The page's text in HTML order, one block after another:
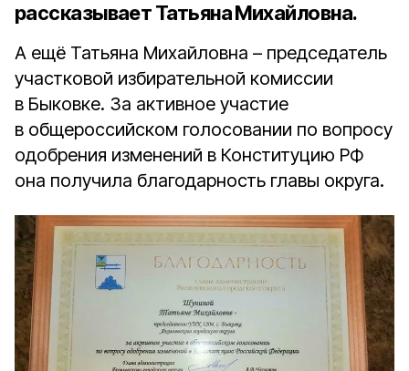
рассказывает Татьяна Михайловна.
А ещё Татьяна Михайловна – председатель
участковой избирательной комиссии
в Быковке. За активное участие
в общероссийском голосовании по вопросу
одобрения изменений в Конституцию РФ
она получила благодарность главы округа.